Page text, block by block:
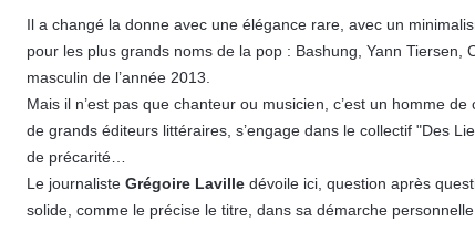
Il a changé la donne avec une élégance rare, avec un
pour les plus grands noms de la pop : Bashung, Yann
masculin de l’année 2013.
Mais il n’est pas que chanteur ou musicien, c’est un homme
de grands éditeurs littéraires, s’engage dans le collectif "Des
de précarité…
Le journaliste Grégoire Laville dévoile ici, question après
solide, comme le précise le titre, dans sa démarche